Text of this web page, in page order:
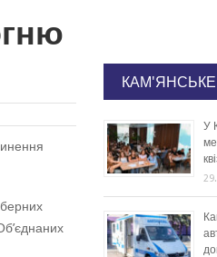
КАМ'ЯНСЬКЕ
У